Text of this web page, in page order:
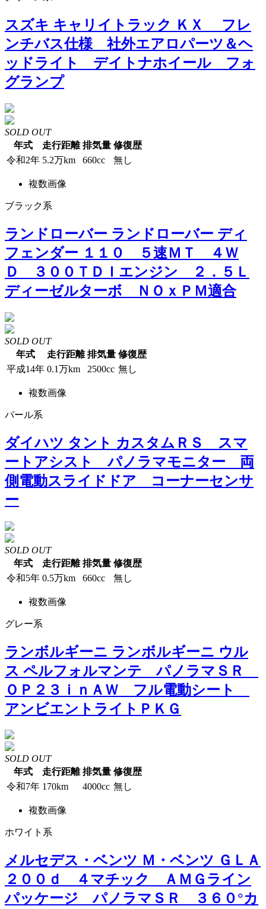
スズキ キャリイトラック ＫＸ フレ
ンチバス仕様 社外エアロパーツ＆ヘ
ッドライト デイトナホイール フォ
グランプ
SOLD OUT
年式
走行距離 排気量 修復歴
令和2年 5.2万km 660cc 無し
複数画像
ブラック系
ランドローバー ランドローバー ディ
フェンダー １１０ ５速ＭＴ ４Ｗ
Ｄ ３００ＴＤＩエンジン ２．５Ｌ
ディーゼルターボ ＮＯｘＰＭ適合
SOLD OUT
年式
走行距離 排気量 修復歴
平成14年 0.1万km 2500cc 無し
複数画像
パール系
ダイハツ タント カスタムＲＳ スマ
ートアシスト パノラマモニター 両
側電動スライドドア コーナーセンサ
ー
SOLD OUT
年式
走行距離 排気量 修復歴
令和5年 0.5万km 660cc 無し
複数画像
グレー系
ランボルギーニ ランボルギーニ ウル
ス ペルフォルマンテ パノラマＳＲ
ＯＰ２３ｉｎＡＷ フル電動シート
アンビエントライトＰＫＧ
SOLD OUT
年式
走行距離 排気量 修復歴
令和7年 170km 4000cc 無し
複数画像
ホワイト系
メルセデス・ベンツ Ｍ・ベンツ ＧＬＡ
２００ｄ ４マチック ＡＭＧライン
パッケージ パノラマＳＲ ３６０°カ